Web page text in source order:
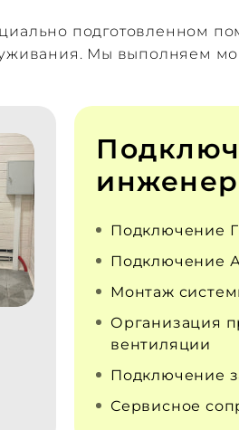
подготовленном
Мы выполняем
Подключение
Подключение
Монтаж
Организация
вентиляции
Подключение
Сервисное